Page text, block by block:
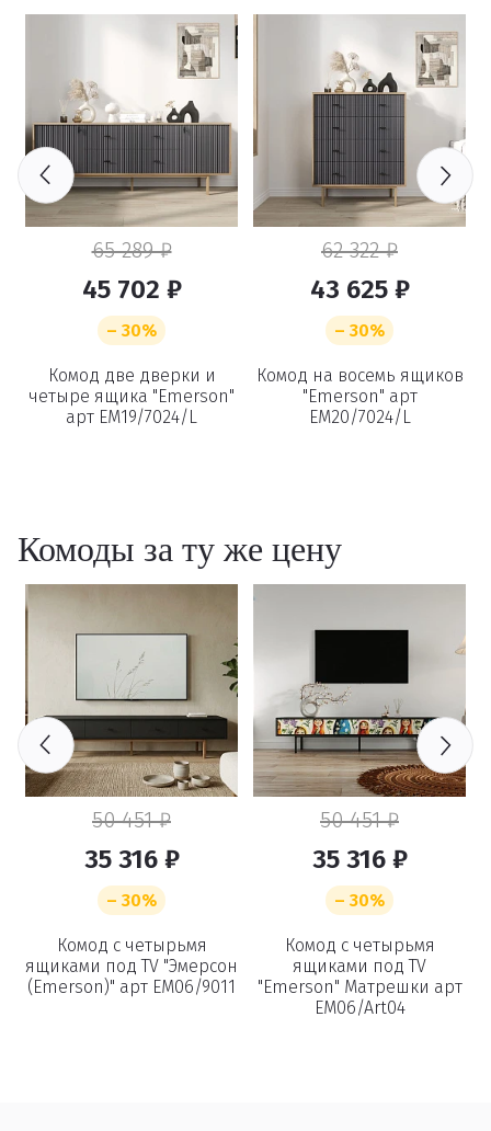
65 289 ₽
45 702 ₽
– 30%
Комод две дверки и
четыре ящика "Emerson"
арт EM19/7024/L
62 322 ₽
43 625 ₽
– 30%
Комод на восемь ящиков
"Emerson" арт
EM20/7024/L
Комоды за ту же цену
50 451 ₽
35 316 ₽
– 30%
Комод с четырьмя
ящиками под TV "Эмерсон
(Emerson)" арт EM06/9011
50 451 ₽
35 316 ₽
– 30%
Комод с четырьмя
ящиками под TV
"Emerson" Матрешки арт
EM06/Art04